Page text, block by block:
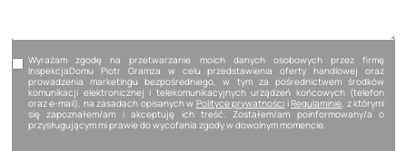
Wyrażam zgodę na przetwarzanie moich danych osobowych przez firmę
InspekcjaDomu Piotr Gramza w celu przedstawienia oferty handlowej oraz
prowadzenia marketingu bezpośredniego, w tym za pośrednictwem środków
komunikacji elektronicznej i telekomunikacyjnych urządzeń końcowych (telefon
oraz e-mail), na zasadach opisanych w Polityce prywatności iRegulaminie, z którymi
się zapoznałem/am i akceptuję ich treść. Zostałem/am poinformowany/a o
przysługującym mi prawie do wycofania zgody w dowolnym momencie.